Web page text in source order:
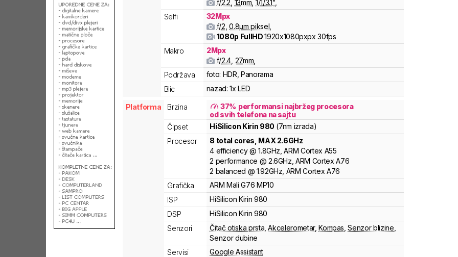
f/2.2 13mm 1/1/3.1"
Selfi
32Mpx
f/2 0.8µm piksel
1080p FullHD1920x1080pxpx30fps
Makro
2Mpx
f/2.4 27mm
Podržava
foto: HDR, Panorama
Blic
nazad: 1x LED
Platforma Brzina 37% performansi najbržeg procesora
od svih telefona na sajtu
Čipset
HiSilicon Kirin 980 (7nm izrada)
Procesor
8 total cores , MAX 2.6GHz
4 efficiency @ 1.8GHz,ARM Cortex A55
2 performance @ 2.6GHz,ARM Cortex A76
2 balanced @ 1.92GHz, ARM Cortex A76
Grafička
ARM Mali G76 MP10
ISP
HiSilicon Kirin 980
DSP
HiSilicon Kirin 980
Senzori
Čitač otiska prsta ,Akcelerometar,Kompas ,Senzor blizine
Senzor dubine
Servisi
Google Assistant